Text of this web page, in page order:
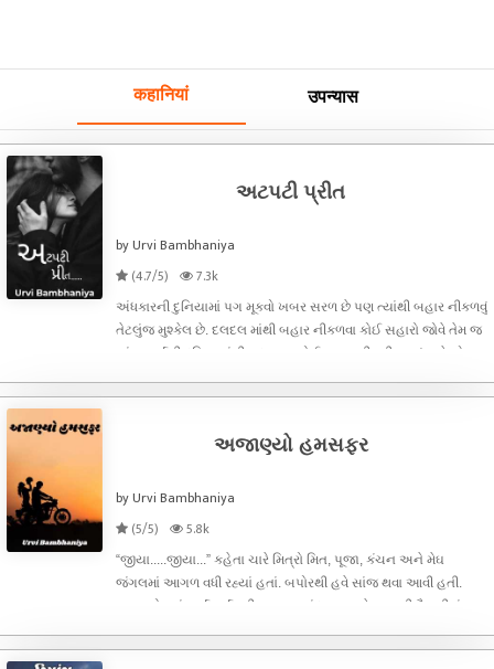
कहानियां उपन्यास
અટપટી પ્રીત
by Urvi Bambhaniya
(4.7/5)
7.3k
અંધકારની દુનિયામાં પગ મૂકવો ખબર સરળ છે પણ ત્યાંથી બહાર નીકળવું
તેટલુંજ મુશ્કેલ છે. દલદલ માંથી બહાર નીકળવા કોઈ સહારો જોવે તેમ જ
અંડરવર્લ્ડની દુનિયામાંથી કદાચ જ કોઈ બહાર નીકળી શકતું હશે.એક
લગભગ આ
અજાણ્યો હમસફર
by Urvi Bambhaniya
(5/5)
5.8k
“જીયા.....જીયા...” કહેતા ચારે મિત્રો મિત, પૂજા, કંચન અને મેઘ
જંગલમાં આગળ વધી રહ્યાં હતાં. બપોરથી હવે સાંજ થવા આવી હતી.
સૂરજ પોતાનું કાર્ય પૂર્ણ કરી આકાશ ચાંદના હવાલે કરવાની તૈયારીમાં
સંભળાય રહ્યાં હતાં